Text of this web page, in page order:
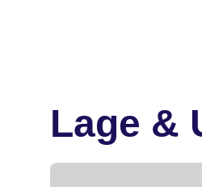
Lage &